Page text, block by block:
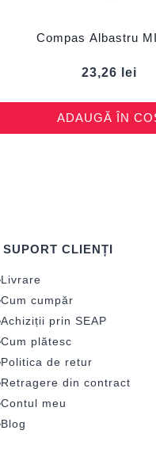
Compas Albastru
23,26 lei
ADAUGĂ ÎN
SUPORT CLIENȚI
Livrare
Cum cumpăr
Achiziții prin SEAP
Cum plătesc
Politica de retur
Retragere din contract
Contul meu
Blog